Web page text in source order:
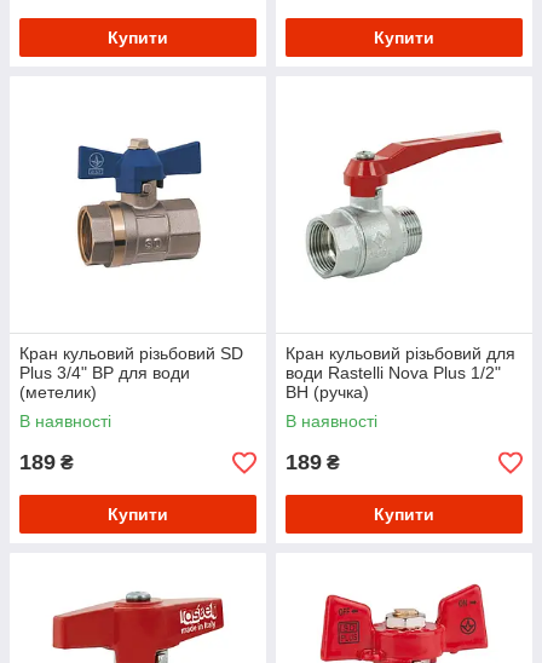
Купити Купити
Кран кульовий різьбовий SD
Plus 3/4" ВР для води
(метелик)
В наявності
189 ₴
Купити
Кран кульовий різьбовий для
води Rastelli Nova Plus 1/2"
ВН (ручка)
В наявності
189 ₴
Купити